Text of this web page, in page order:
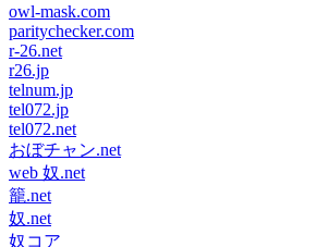
owl-mask.com
paritychecker.com
r-26.net
r26.jp
telnum.jp
tel072.jp
tel072.net
おぼチャン.net
web 奴.net
籠.net
奴.net
奴コア